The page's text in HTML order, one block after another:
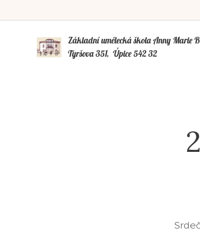
Základní umělecká škola Anny
Tyršova 351, Úpice 542 32